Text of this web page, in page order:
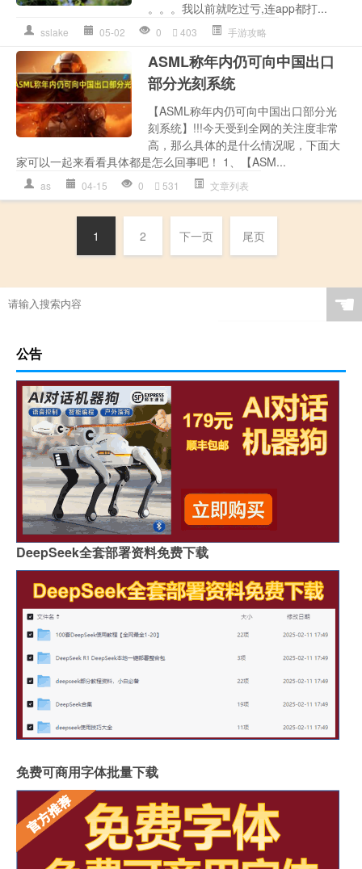
。。。我以前就吃过亏,连app都打...
sslake 05-02 0 403 手游攻略
ASML称年内仍可向中国出口
部分光刻系统
【ASML称年内仍可向中国出口部分光
刻系统】!!!今天受到全网的关注度非常
高，那么具体的是什么情况呢，下面大
家可以一起来看看具体都是怎么回事吧！ 1、【ASM...
as 04-15 0 531 文章列表
1 2 下一页 尾页
☚
公告
DeepSeek全套部署资料免费下载
免费可商用字体批量下载